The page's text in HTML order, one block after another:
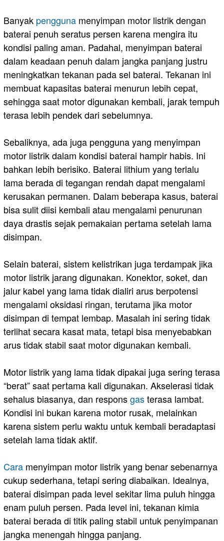
Banyak pengguna menyimpan motor listrik dengan
baterai penuh seratus persen karena mengira itu
kondisi paling aman. Padahal, menyimpan baterai
dalam keadaan penuh dalam jangka panjang justru
meningkatkan tekanan pada sel baterai. Tekanan ini
membuat kapasitas baterai menurun lebih cepat,
sehingga saat motor digunakan kembali, jarak tempuh
terasa lebih pendek dari sebelumnya.
Sebaliknya, ada juga pengguna yang menyimpan
motor listrik dalam kondisi baterai hampir habis. Ini
bahkan lebih berisiko. Baterai lithium yang terlalu
lama berada di tegangan rendah dapat mengalami
kerusakan permanen. Dalam beberapa kasus, baterai
bisa sulit diisi kembali atau mengalami penurunan
daya drastis sejak pemakaian pertama setelah lama
disimpan.
Selain baterai, sistem kelistrikan juga terdampak jika
motor listrik jarang digunakan. Konektor, soket, dan
jalur kabel yang lama tidak dialiri arus berpotensi
mengalami oksidasi ringan, terutama jika motor
disimpan di tempat lembap. Masalah ini sering tidak
terlihat secara kasat mata, tetapi bisa menyebabkan
arus tidak stabil saat motor digunakan kembali.
Motor listrik yang lama tidak dipakai juga sering terasa
“berat” saat pertama kali digunakan. Akselerasi tidak
sehalus biasanya, dan responsgasterasa lambat.
Kondisi ini bukan karena motor rusak, melainkan
karena sistem perlu waktu untuk kembali beradaptasi
setelah lama tidak aktif.
Cara menyimpan motor listrik yang benar sebenarnya
cukup sederhana, tetapi sering diabaikan. Idealnya,
baterai disimpan pada level sekitar lima puluh hingga
enam puluh persen. Pada level ini, tekanan kimia
baterai berada di titik paling stabil untuk penyimpanan
jangka menengah hingga panjang.